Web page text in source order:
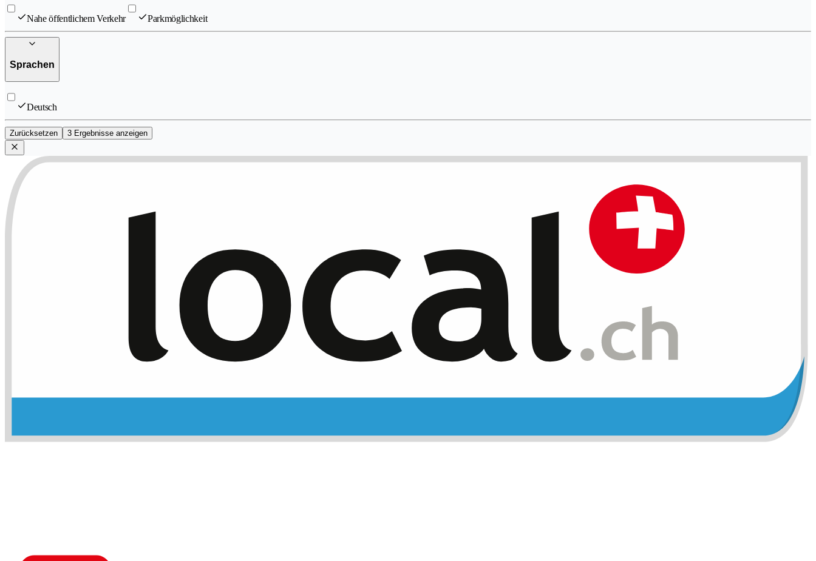
Nahe öffentlichem Verkehr Parkmöglichkeit
Sprachen
Deutsch
Zurücksetzen 3 Ergebnisse anzeigen